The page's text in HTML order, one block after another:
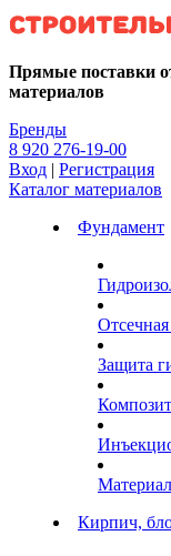
Kg
Прямые поставки
материалов
Бренды
8 920 276-19-00
Вход | Регистрация
Каталог материалов
Фундамент
Защита
Кирпич,